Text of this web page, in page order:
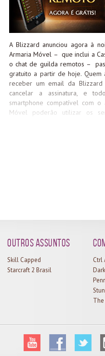
A Blizzard anunciou agora à
Armaria Móvel – que inclui a
o chat de guilda remotos –
gratuito a partir de hoje. Quem
receber um email da Blizzard
cancelar a assinatura, e
smartphone compatível com o
Móvel poderão utilizar os
Outros assuntos
Skill Capped
Starcraft 2 Brasil
Ctrl